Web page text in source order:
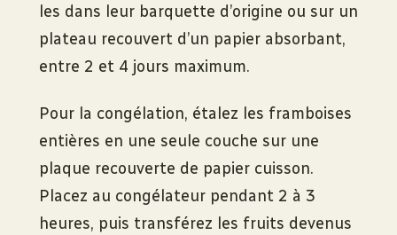
les dans leur barquette d’origine ou sur un
plateau recouvert d’un papier absorbant,
entre 2 et 4 jours maximum.
Pour la congélation, étalez les framboises
entières en une seule couche sur une
plaque recouverte de papier cuisson.
Placez au congélateur pendant 2 à 3
heures, puis transférez les fruits devenus